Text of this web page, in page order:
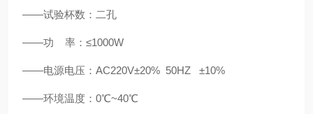
——试验杯数：二孔
——功 率：≤1000W
——电源电压：AC220V±20% 50HZ ±10%
——环境温度：0℃~40℃